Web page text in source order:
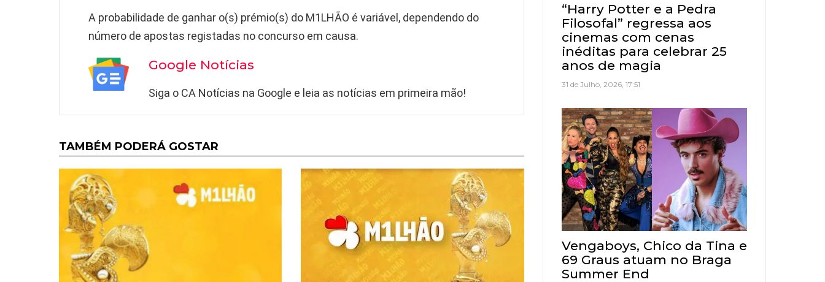
A probabilidade de ganhar o(s) prémio(s) do M1LHÃO é variável, dependendo do
número de apostas registadas no concurso em causa.
Google Notícias
Siga o CA Notícias na Google e leia as notícias em primeira mão!
TAMBÉM PODERÁ GOSTAR
“Harry Potter e a Pedra
Filosofal” regressa aos
cinemas com cenas
inéditas para celebrar 25
anos de magia
31 de Julho, 2026, 17:51
Vengaboys, Chico da Tina e
69 Graus atuam no Braga
Summer End